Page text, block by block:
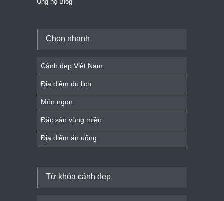
Chọn nhanh
Cảnh đẹp Việt Nam
Địa điểm du lịch
Món ngon
Đặc sản vùng miền
Địa điểm ăn uống
Từ khóa cảnh đẹp